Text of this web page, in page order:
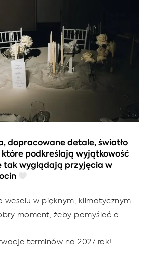
dopracowane detale, światło
które podkreślają wyjątkowość
tak wyglądają przyjęcia w
weselu w pięknym, klimatycznym
moment, żeby pomyśleć o
terminów na 2027 rok!